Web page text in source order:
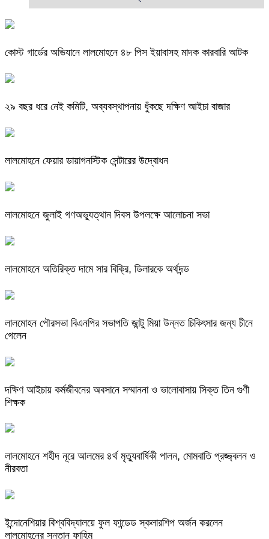
কোস্ট গার্ডের অভিযানে লালমোহনে ৪৮ পিস ইয়াবাসহ মাদক কারবারি আটক
২৯ বছর ধরে নেই কমিটি, অব্যবস্থাপনায় ধুঁকছে দক্ষিণ আইচা বাজার
লালমোহনে ফেয়ার ডায়াগনস্টিক সেন্টারের উদ্বোধন
লালমোহনে জুলাই গণঅভ্যুত্থান দিবস উপলক্ষে আলোচনা সভা
লালমোহনে অতিরিক্ত দামে সার বিক্রি, ডিলারকে অর্থদন্ড
লালমোহন পৌরসভা বিএনপির সভাপতি জান্টু মিয়া উন্নত চিকিৎসার জন্য চীনে
গেলেন
দক্ষিণ আইচায় কর্মজীবনের অবসানে সম্মাননা ও ভালোবাসায় সিক্ত তিন গুণী
শিক্ষক
লালমোহনে শহীদ নূরে আলমের ৪র্থ মৃত্যুবার্ষিকী পালন, মোমবাতি প্রজ্জ্বলন ও
নীরবতা
ইন্দোনেশিয়ার বিশ্ববিদ্যালয়ে ফুল ফান্ডেড স্কলারশিপ অর্জন করলেন
লালমোহনের সন্তান ফাহিম